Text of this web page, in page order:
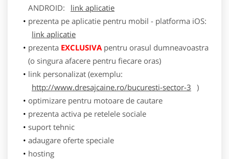
ANDROID:
link aplicatie
prezenta pe aplicatie pentru mobil - platforma iOS:
link aplicatie
prezenta EXCLUSIVApentru orasul dumneavoastra
(o singura afacere pentru fiecare oras)
link personalizat (exemplu:
http://www.dresajcaine.ro/bucuresti-sector-3 )
optimizare pentru motoare de cautare
prezenta activa pe retelele sociale
suport tehnic
adaugare oferte speciale
hosting